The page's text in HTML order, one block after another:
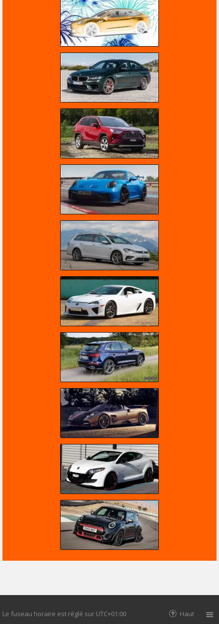
Le fuseau horaire est réglé sur UTC+01:00 Haut